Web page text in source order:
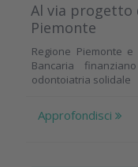
Al via progetto
Piemonte
Regione Piemonte
Bancaria
odontoiatria solidale
Approfondisci